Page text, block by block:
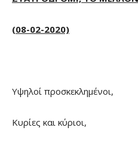
(08-02-2020)
Υψηλοί προσκεκλημένοι,
Κυρίες και κύριοι,